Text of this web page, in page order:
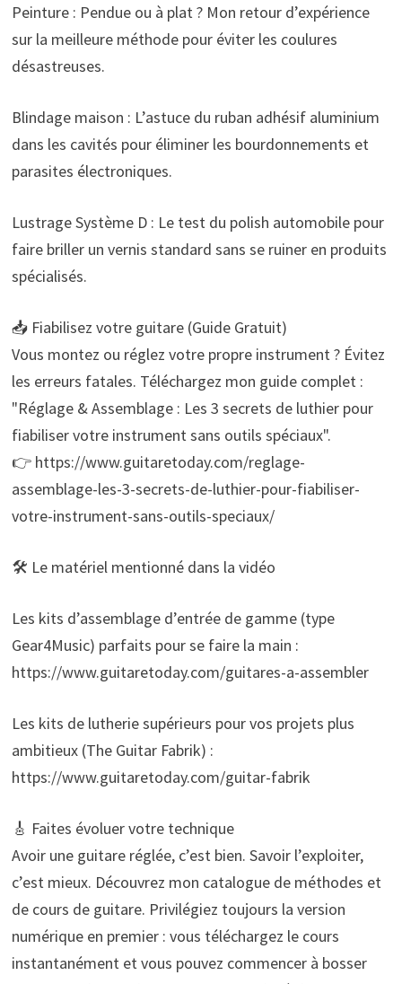
Peinture : Pendue ou à plat ? Mon retour d’expérience
sur la meilleure méthode pour éviter les coulures
désastreuses.
Blindage maison : L’astuce du ruban adhésif aluminium
dans les cavités pour éliminer les bourdonnements et
parasites électroniques.
Lustrage Système D : Le test du polish automobile pour
faire briller un vernis standard sans se ruiner en produits
spécialisés.
📥 Fiabilisez votre guitare (Guide Gratuit)
Vous montez ou réglez votre propre instrument ? Évitez
les erreurs fatales. Téléchargez mon guide complet :
"Réglage & Assemblage : Les 3 secrets de luthier pour
fiabiliser votre instrument sans outils spéciaux".
👉 https://www.guitaretoday.com/reglage-
assemblage-les-3-secrets-de-luthier-pour-fiabiliser-
votre-instrument-sans-outils-speciaux/
🛠️ Le matériel mentionné dans la vidéo
Les kits d’assemblage d’entrée de gamme (type
Gear4Music) parfaits pour se faire la main :
https://www.guitaretoday.com/guitares-a-assembler
Les kits de lutherie supérieurs pour vos projets plus
ambitieux (The Guitar Fabrik) :
https://www.guitaretoday.com/guitar-fabrik
🎸 Faites évoluer votre technique
Avoir une guitare réglée, c’est bien. Savoir l’exploiter,
c’est mieux. Découvrez mon catalogue de méthodes et
de cours de guitare. Privilégiez toujours la version
numérique en premier : vous téléchargez le cours
instantanément et vous pouvez commencer à bosser